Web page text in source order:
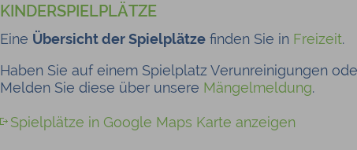
KINDERSPIELPLÄTZE
Eine Übersicht der Spielplätze finden Sie in Freizeit.
Haben Sie auf einem Spielplatz Verunreinigungen
Melden Sie diese über unsere Mängelmeldung.
Spielplätze in Google Maps Karte anzeigen